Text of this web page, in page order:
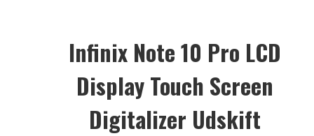
Infinix Note 10 Pro LCD
Display Touch Screen
Digitalizer Udskift